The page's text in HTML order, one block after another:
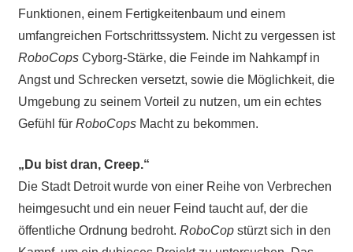
Funktionen, einem Fertigkeitenbaum und einem
umfangreichen Fortschrittssystem. Nicht zu vergessen ist
RoboCopsCyborg-Stärke, die Feinde im Nahkampf in
Angst und Schrecken versetzt, sowie die Möglichkeit, die
Umgebung zu seinem Vorteil zu nutzen, um ein echtes
Gefühl für RoboCopsMacht zu bekommen.
„Du bist dran, Creep.“
Die Stadt Detroit wurde von einer Reihe von Verbrechen
heimgesucht und ein neuer Feind taucht auf, der die
öffentliche Ordnung bedroht. RoboCopstürzt sich in den